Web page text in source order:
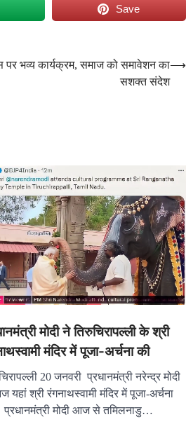
Save
पर भव्य कार्यक्रम, समाज को समावेशन का
सशक्त संदेश
⟶
मोदी ने तिरुचिरापल्ली के श्री
मंदिर में पूजा-अर्चना की
20 जनवरी प्रधानमंत्री नरेन्द्र मोदी
यहां श्री रंगनाथस्वामी मंदिर में पूजा-अर्चना
प्रधानमंत्री मोदी आज से तमिलनाडु…